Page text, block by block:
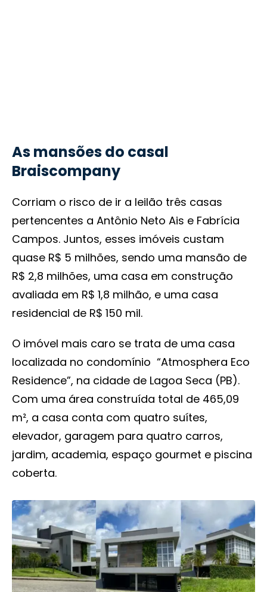
As mansões do casal
Braiscompany
Corriam o risco de ir a leilão três casas
pertencentes a Antônio Neto Ais e Fabrícia
Campos. Juntos, esses imóveis custam
quase R$ 5 milhões, sendo uma mansão de
R$ 2,8 milhões, uma casa em construção
avaliada em R$ 1,8 milhão, e uma casa
residencial de R$ 150 mil.
O imóvel mais caro se trata de uma casa
localizada no condomínio “Atmosphera Eco
Residence”, na cidade de Lagoa Seca (PB).
Com uma área construída total de 465,09
m², a casa conta com quatro suítes,
elevador, garagem para quatro carros,
jardim, academia, espaço gourmet e piscina
coberta.